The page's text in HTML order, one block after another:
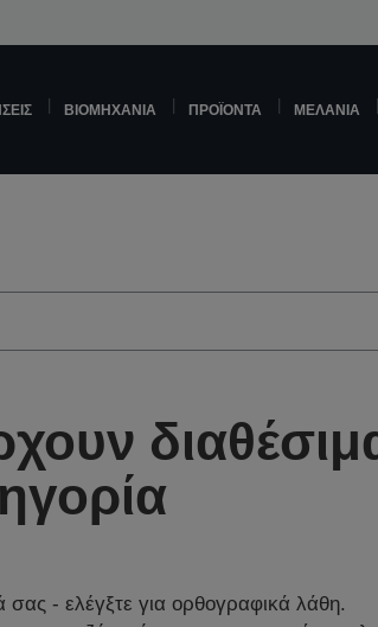
ΒΙΟΜΗΧΑΝΊΑ ΠΡΟΪΌΝΤΑ ΜΕΛΆΝΙΑ
σας - ελέγξτε για ορθογραφικά λάθη.